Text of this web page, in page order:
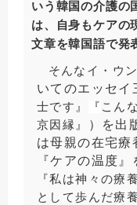
いう韓国の介護の
は、自身もケアの
文章を韓国語で発
そんなイ・ウ
いてのエッセイ
士です』
『 こん
京因縁』
）を出
は母親の在宅療
『ケアの温度』
『私は神々の療
として歩んだ療